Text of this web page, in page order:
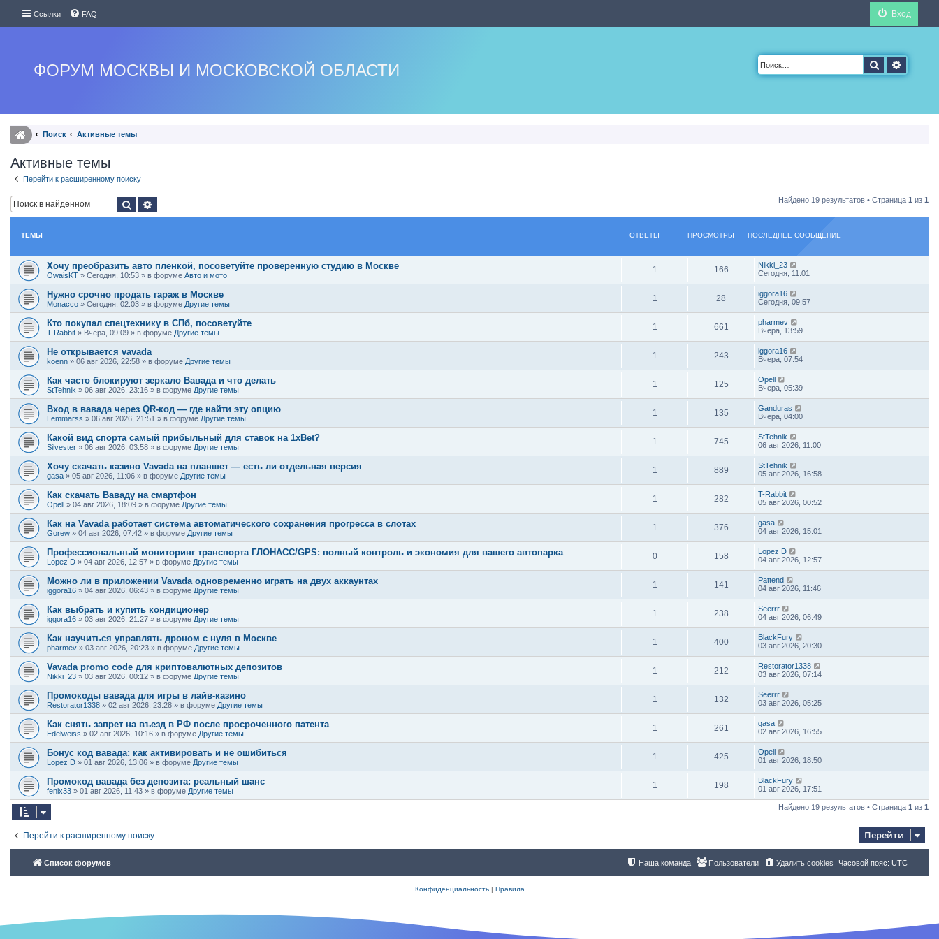
Ссылки FAQ Вход
ФОРУМ МОСКВЫ И МОСКОВСКОЙ ОБЛАСТИ Поиск
Поиск Активные темы
Активные темы
Перейти к расширенному поиску
Поиск Найдено 19 результатов • Страница 1 из 1
ТЕМЫ ОТВЕТЫ ПРОСМОТРЫ ПОСЛЕДНЕЕ СООБЩЕНИЕ
Хочу преобразить авто пленкой, посоветуйте проверенную студию в Москве
OwaisKT » Сегодня, 10:53 » в форуме Авто и мото
1 166
Nikki_23
Сегодня, 11:01
Нужно срочно продать гараж в Москве
Monacco » Сегодня, 02:03 » в форуме Другие темы
1 28
iggora16
Сегодня, 09:57
Кто покупал спецтехнику в СПб, посоветуйте
T-Rabbit » Вчера, 09:09 » в форуме Другие темы
1 661
pharmev
Вчера, 13:59
Не открывается vavada
koenn » 06 авг 2026, 22:58 » в форуме Другие темы
1 243
iggora16
Вчера, 07:54
Как часто блокируют зеркало Вавада и что делать
StTehnik » 06 авг 2026, 23:16 » в форуме Другие темы
1 125
Opell
Вчера, 05:39
Вход в вавада через QR-код — где найти эту опцию
Lemmarss » 06 авг 2026, 21:51 » в форуме Другие темы
1 135
Ganduras
Вчера, 04:00
Какой вид спорта самый прибыльный для ставок на 1xBet?
Silvester » 06 авг 2026, 03:58 » в форуме Другие темы
1 745
StTehnik
06 авг 2026, 11:00
Хочу скачать казино Vavada на планшет — есть ли отдельная версия
gasa » 05 авг 2026, 11:06 » в форуме Другие темы
1 889
StTehnik
05 авг 2026, 16:58
Как скачать Ваваду на смартфон
Opell » 04 авг 2026, 18:09 » в форуме Другие темы
1 282
T-Rabbit
05 авг 2026, 00:52
Как на Vavada работает система автоматического сохранения прогресса в слотах
Gorew » 04 авг 2026, 07:42 » в форуме Другие темы
1 376
gasa
04 авг 2026, 15:01
Профессиональный мониторинг транспорта ГЛОНАСС/GPS: полный контроль и экономия для вашего автопарка
Lopez D » 04 авг 2026, 12:57 » в форуме Другие темы
0 158
Lopez D
04 авг 2026, 12:57
Можно ли в приложении Vavada одновременно играть на двух аккаунтах
iggora16 » 04 авг 2026, 06:43 » в форуме Другие темы
1 141
Pattend
04 авг 2026, 11:46
Как выбрать и купить кондиционер
iggora16 » 03 авг 2026, 21:27 » в форуме Другие темы
1 238
Seerrr
04 авг 2026, 06:49
Как научиться управлять дроном с нуля в Москве
pharmev » 03 авг 2026, 20:23 » в форуме Другие темы
1 400
BlackFury
03 авг 2026, 20:30
Vavada promo code для криптовалютных депозитов
Nikki_23 » 03 авг 2026, 00:12 » в форуме Другие темы
1 212
Restorator1338
03 авг 2026, 07:14
Промокоды вавада для игры в лайв-казино
Restorator1338 » 02 авг 2026, 23:28 » в форуме Другие темы
1 132
Seerrr
03 авг 2026, 05:25
Как снять запрет на въезд в РФ после просроченного патента
Edelweiss » 02 авг 2026, 10:16 » в форуме Другие темы
1 261
gasa
02 авг 2026, 16:55
Бонус код вавада: как активировать и не ошибиться
Lopez D » 01 авг 2026, 13:06 » в форуме Другие темы
1 425
Opell
01 авг 2026, 18:50
Промокод вавада без депозита: реальный шанс
fenix33 » 01 авг 2026, 11:43 » в форуме Другие темы
1 198
BlackFury
01 авг 2026, 17:51
Найдено 19 результатов • Страница 1 из 1
Перейти к расширенному поиску Перейти
Список форумов Часовой пояс: UTC
Удалить cookies
Пользователи
Наша команда
Конфиденциальность| Правила